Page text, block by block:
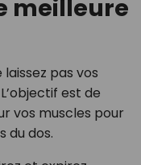
meilleure
laissez pas vos
est de
vos muscles pour
du dos.